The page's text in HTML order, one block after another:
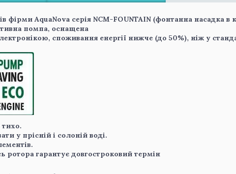
фірми AquaNova серія NCM-FOUNTAIN (фонтанна насадка в
помпа, оснащена
споживання енергії нижче (до 50%), ніж у
у прісній і солоній воді.
ротора гарантує довгостроковий термін